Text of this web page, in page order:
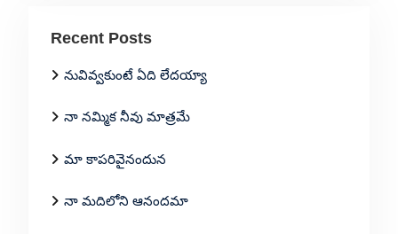
Recent Posts
నువివ్వకుంటే ఏది లేదయ్యా
నా నమ్మిక నీవు మాత్రమే
మా కాపరివైనందున
నా మదిలోని ఆనందమా